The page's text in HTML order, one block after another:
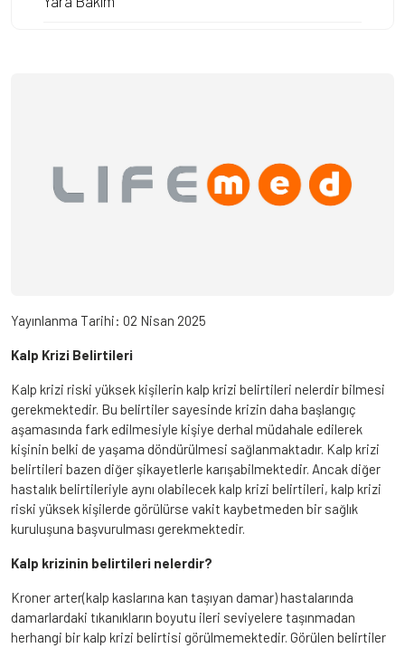
Yayınlanma Tarihi: 02 Nisan 2025
Kalp Krizi Belirtileri
Kalp krizi riski yüksek kişilerin kalp krizi belirtileri nelerdir bilmesi
gerekmektedir. Bu belirtiler sayesinde krizin daha başlangıç
aşamasında fark edilmesiyle kişiye derhal müdahale edilerek
kişinin belki de yaşama döndürülmesi sağlanmaktadır. Kalp krizi
belirtileri bazen diğer şikayetlerle karışabilmektedir. Ancak diğer
hastalık belirtileriyle aynı olabilecek kalp krizi belirtileri, kalp krizi
riski yüksek kişilerde görülürse vakit kaybetmeden bir sağlık
kuruluşuna başvurulması gerekmektedir.
Kalp krizinin belirtileri nelerdir?
Kroner arter(kalp kaslarına kan taşıyan damar) hastalarında
damarlardaki tıkanıkların boyutu ileri seviyelere taşınmadan
herhangi bir kalp krizi belirtisi görülmemektedir. Görülen belirtiler